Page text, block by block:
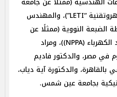
سانت بطرسبرغ الحكومية الكهروتقنية “LETI”)، والمهندس
الضبعة النووية (ممثلًا عن
هيئة المحطات النووية لتوليد الكهرباء (NPPA))، ومراد
في مصر، والدكتور فاديم
والدكتورة آية دياب،
بجامعة عين شمس.